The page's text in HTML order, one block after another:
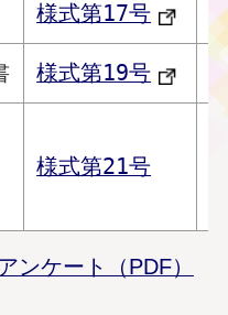
様式第17号
様式第19号
様式第21号
アンケート（PDF）